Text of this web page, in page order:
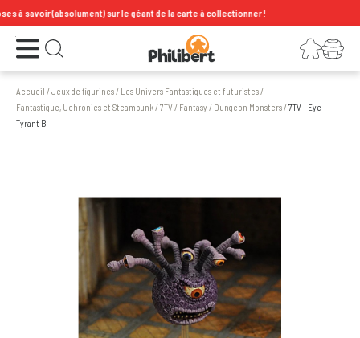
savoir (absolument) sur le géant de la carte à collectionner !
Ouvrir le menu Ouvrir la recherche Connexion
Votre panier
Accueil /Jeux de figurines/ Les Univers Fantastiques et futuristes/
Fantastique, Uchronies et Steampunk/7TV / Fantasy/ Dungeon Monsters/7TV - Eye
Tyrant B